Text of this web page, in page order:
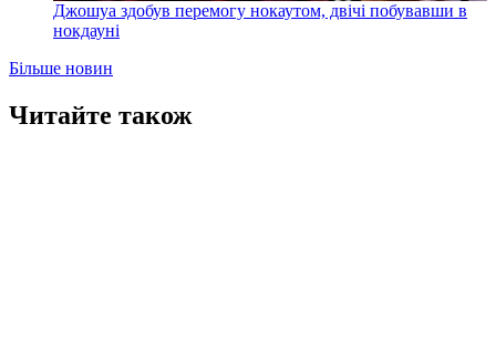
Джошуа здобув перемогу нокаутом, двічі побувавши в
нокдауні
Більше новин
Читайте також